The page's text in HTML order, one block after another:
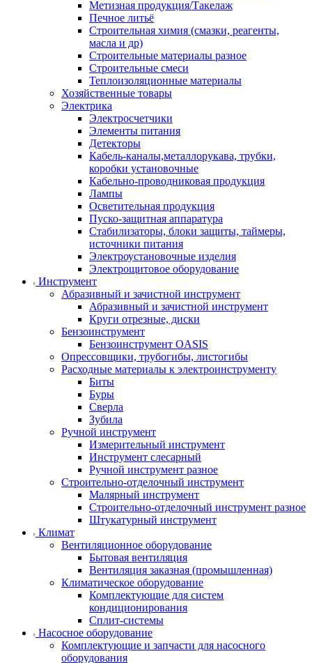
Метизная продукция/Такелаж
Печное литьё
Строительная химия (смазки, реагенты,
масла и др)
Строительные материалы разное
Строительные смеси
Теплоизоляционные материалы
Хозяйственные товары
Электрика
Электросчетчики
Элементы питания
Детекторы
Кабель-каналы,металлорукава, трубки,
коробки установочные
Кабельно-проводниковая продукция
Лампы
Осветительная продукция
Пуско-защитная аппаратура
Стабилизаторы, блоки защиты, таймеры,
источники питания
Электроустановочные изделия
Электрощитовое оборудование
Инструмент
Абразивный и зачистной инструмент
Абразивный и зачистной инструмент
Круги отрезные, диски
Бензоинструмент
Бензоинструмент OASIS
Опрессовщики, трубогибы, листогибы
Расходные материалы к электроинструменту
Биты
Буры
Сверла
Зубила
Ручной инструмент
Измерительный инструмент
Инструмент слесарный
Ручной инструмент разное
Строительно-отделочный инструмент
Малярный инструмент
Строительно-отделочный инструмент разное
Штукатурный инструмент
Климат
Вентиляционное оборудование
Бытовая вентиляция
Вентиляция заказная (промышленная)
Климатическое оборудование
Комплектующие для систем
кондиционирования
Сплит-системы
Насосное оборудование
Комплектующие и запчасти для насосного
оборудования